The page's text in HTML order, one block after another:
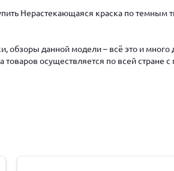
Нерастекающаяся краска по темным
обзоры данной модели – всё это и
осуществляется по всей